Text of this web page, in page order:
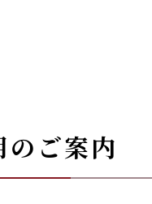
のご案内